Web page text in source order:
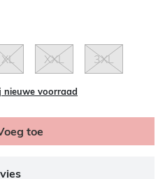
XL XXL 3XL
nieuwe voorraad
toe